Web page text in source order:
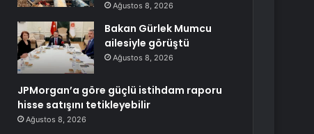
Ağustos 8, 2026
Bakan Gürlek Mumcu
ailesiyle görüştü
Ağustos 8, 2026
JPMorgan’a göre güçlü istihdam raporu
hisse satışını tetikleyebilir
Ağustos 8, 2026